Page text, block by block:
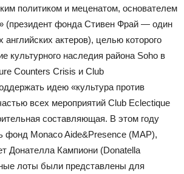
политиком и меценатом, основателем
(президент фонда Стивен Фрай — один
актеров), целью которого
культурного наследия района Soho в
Counters Crisis и Club
идею «культура против
всех мероприятий Club Eclectique
составляющая. В этом году
фонд Monaco Aide&Presence (MAP),
Донателла Кампиони (Donatella
лоты были представлены для